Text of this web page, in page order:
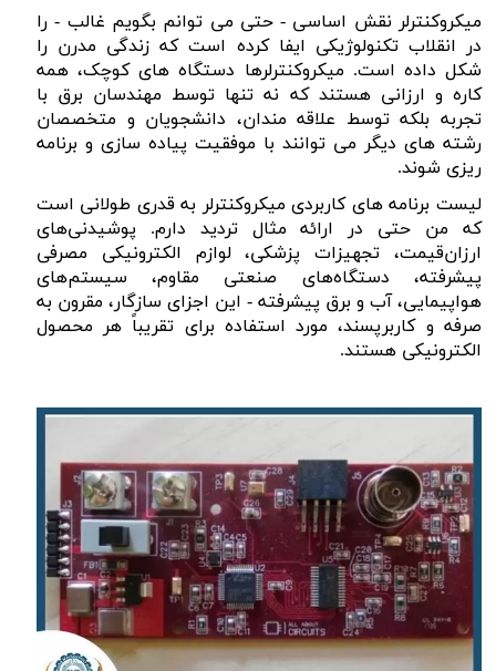
میکروکنترلر نقش اساسی - حتی می توانم بگویم غالب - را
در انقلاب تکنولوژیکی ایفا کرده است که زندگی مدرن را
شکل داده است. میکروکنترلرها دستگاه های کوچک، همه
کاره و ارزانی هستند که نه تنها توسط مهندسان برق با
تجربه بلکه توسط علاقه مندان، دانشجویان و متخصصان
رشته های دیگر می توانند با موفقیت پیاده سازی و برنامه
ریزی شوند.
لیست برنامه های کاربردی میکروکنترلر به قدری طولانی است
که من حتی در ارائه مثال تردید دارم. پوشیدنی‌های
ارزان‌قیمت، تجهیزات پزشکی، لوازم الکترونیکی مصرفی
پیشرفته، دستگاه‌های صنعتی مقاوم، سیستم‌های
هواپیمایی، آب و برق پیشرفته - این اجزای سازگار، مقرون به
صرفه و کاربرپسند، مورد استفاده برای تقریباً هر محصول
الکترونیکی هستند.